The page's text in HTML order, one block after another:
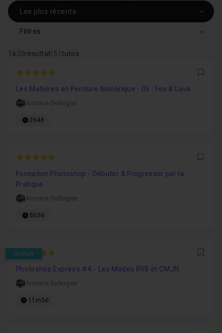
1 à20résultat 51 tutos
Filtres
5
Les Matières en Peinture Numérique - 05 : Feu & Lave
Antoine Defarges
2h48
5
Formation Photoshop - Débuter & Progresser par la
Pratique
Antoine Defarges
5h36
Gratuit
5
Photoshop Express #4 - Les Modes RVB et CMJN
Antoine Defarges
11m36